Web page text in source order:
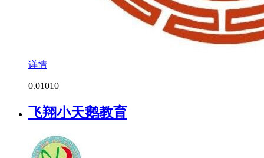
详情
0.01010
飞翔小天鹅教育